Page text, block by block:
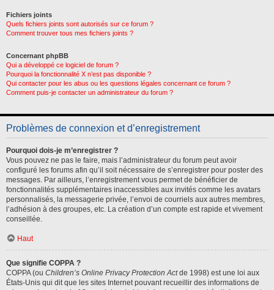
Fichiers joints
Quels fichiers joints sont autorisés sur ce forum ?
Comment trouver tous mes fichiers joints ?
Concernant phpBB
Qui a développé ce logiciel de forum ?
Pourquoi la fonctionnalité X n’est pas disponible ?
Qui contacter pour les abus ou les questions légales concernant ce forum ?
Comment puis-je contacter un administrateur du forum ?
Problèmes de connexion et d’enregistrement
Pourquoi dois-je m’enregistrer ?
Vous pouvez ne pas le faire, mais l’administrateur du forum peut avoir
configuré les forums afin qu’il soit nécessaire de s’enregistrer pour poster des
messages. Par ailleurs, l’enregistrement vous permet de bénéficier de
fonctionnalités supplémentaires inaccessibles aux invités comme les avatars
personnalisés, la messagerie privée, l’envoi de courriels aux autres membres,
l’adhésion à des groupes, etc. La création d’un compte est rapide et vivement
conseillée.
Haut
Que signifie COPPA ?
COPPA (ou Children’s Online Privacy Protection Actde 1998) est une loi aux
États-Unis qui dit que les sites Internet pouvant recueillir des informations de